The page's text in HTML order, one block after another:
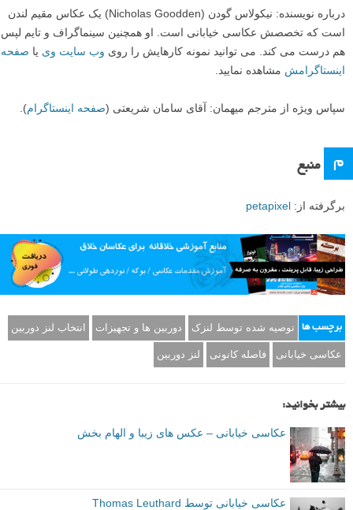
درباره نویسنده: نیکولاس گودن (Nicholas Goodden) یک عکاس مقیم لندن
است که تخصصش عکاسی خیابانی است. او همچنین سینماگراف و تایم لپس
هم درست می کند. می توانید نمونه کارهایش را روی وب سایت وی یا صفحه
اینستاگرامش مشاهده نمایید.
سپاس ویژه از مترجم میهمان: آقای سامان شریعتی (صفحه اینستاگرام).
م منبع
برگرفته از: petapixel
برچسب ها توصیه شده توسط لنزک دوربین ها و تجهیزات انتخاب لنز دوربین
عکاسی خیابانی فاصله کانونی لنز دوربین
بیشتر بخوانید:
عکاسی خیابانی – عکس های زیبا و الهام بخش
عکاسی خیابانی توسط Thomas Leuthard